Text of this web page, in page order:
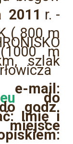
2011 r. -
( 800 m
m
szlak
do
godz.
Imię i